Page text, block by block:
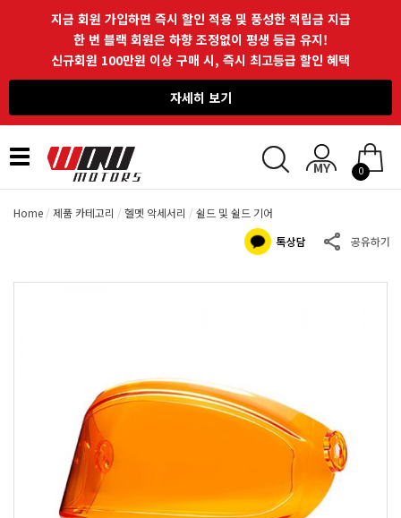
지금 회원 가입하면 즉시 할인 적용 및 풍성한 적립금 지급
한 번 블랙 회원은 하향 조정없이 평생 등급 유지!
신규회원 100만원 이상 구매 시, 즉시 최고등급 할인 혜택
자세히 보기
Toggle
navigation
0
Home 제품 카테고리 헬멧 악세서리 쉴드 및 쉴드 기어